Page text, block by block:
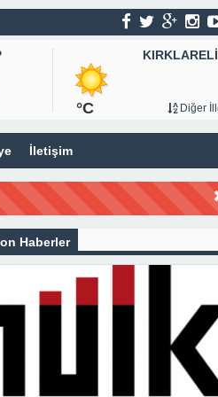
KIRKLARELİ
°C Diğer
İletişim
Haberler